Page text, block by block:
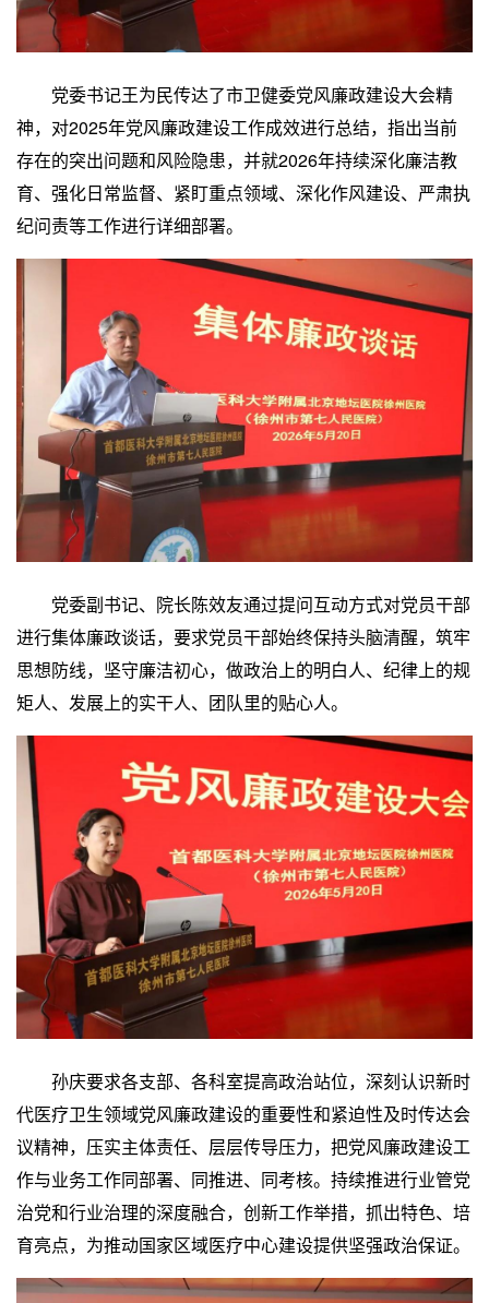
党委书记王为民传达了市卫健委党风廉政建设大会精
神，对2025年党风廉政建设工作成效进行总结，指出当前
存在的突出问题和风险隐患，并就2026年持续深化廉洁教
育、强化日常监督、紧盯重点领域、深化作风建设、严肃执
纪问责等工作进行详细部署。
党委副书记、院长陈效友通过提问互动方式对党员干部
进行集体廉政谈话，要求党员干部始终保持头脑清醒，筑牢
思想防线，坚守廉洁初心，做政治上的明白人、纪律上的规
矩人、发展上的实干人、团队里的贴心人。
孙庆要求各支部、各科室提高政治站位，深刻认识新时
代医疗卫生领域党风廉政建设的重要性和紧迫性及时传达会
议精神，压实主体责任、层层传导压力，把党风廉政建设工
作与业务工作同部署、同推进、同考核。持续推进行业管党
治党和行业治理的深度融合，创新工作举措，抓出特色、培
育亮点，为推动国家区域医疗中心建设提供坚强政治保证。